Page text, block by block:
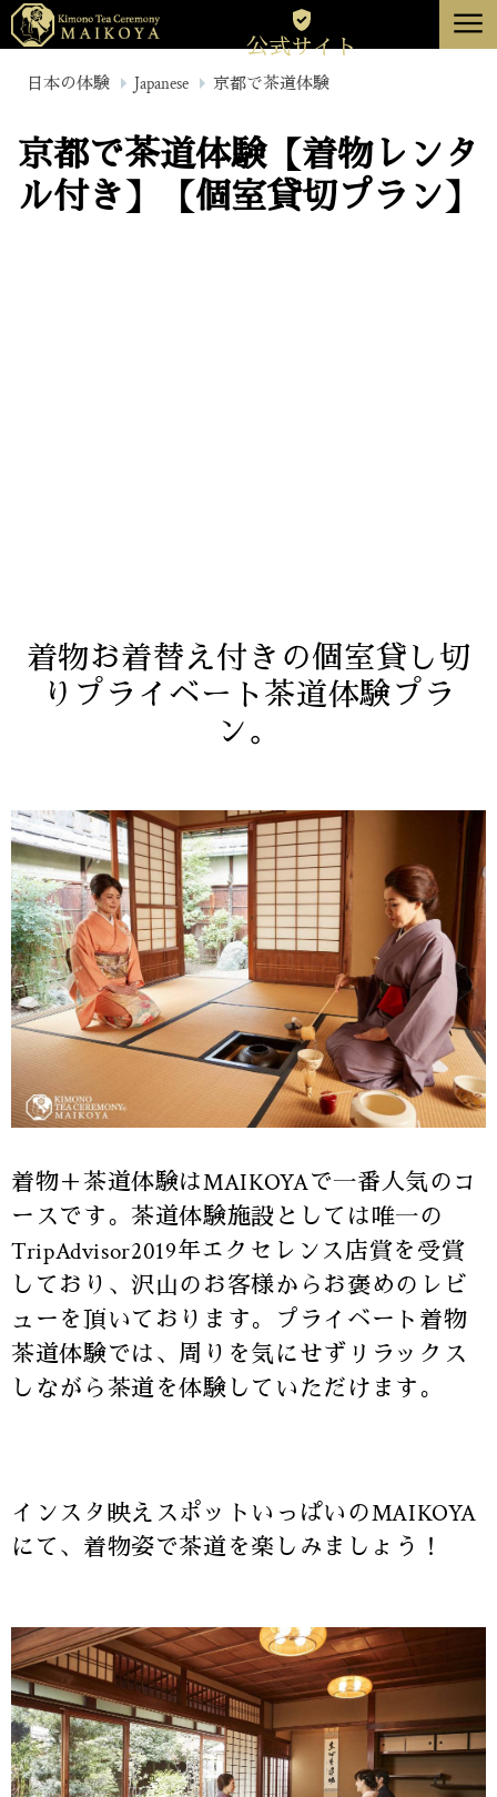
東京
について
キャンセル
公式サイト menu
日本の体験 Japanese 京都で茶道体験
京都で茶道体験【着物レンタ
ル付き】【個室貸切プラン】
着物お着替え付きの個室貸し切
りプライベート茶道体験プラ
ン。
着物＋茶道体験はMAIKOYAで一番人気のコ
ースです。茶道体験施設としては唯一の
TripAdvisor2019年エクセレンス店賞を受賞
しており、沢山のお客様からお褒めのレビ
ューを頂いております。プライベート着物
茶道体験では、周りを気にせずリラックス
しながら茶道を体験していただけます。
インスタ映えスポットいっぱいのMAIKOYA
にて、着物姿で茶道を楽しみましょう！